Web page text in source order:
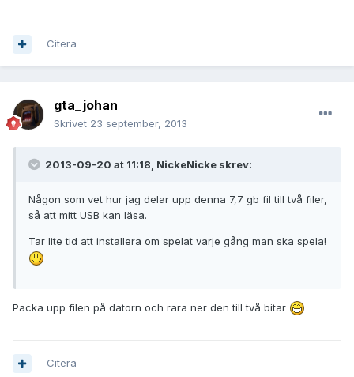
Citera
gta_johan
Skrivet 23 september, 2013
2013-09-20 at 11:18, NickeNicke skrev:
Någon som vet hur jag delar upp denna 7,7 gb fil till två filer,
så att mitt USB kan läsa.
Tar lite tid att installera om spelat varje gång man ska spela!
Packa upp filen på datorn och rara ner den till två bitar
Citera